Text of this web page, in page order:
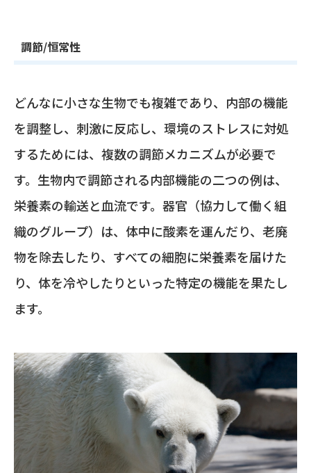
調節/恒常性
どんなに小さな生物でも複雑であり、内部の機能
を調整し、刺激に反応し、環境のストレスに対処
するためには、複数の調節メカニズムが必要で
す。生物内で調節される内部機能の二つの例は、
栄養素の輸送と血流です。器官（協力して働く組
織のグループ）は、体中に酸素を運んだり、老廃
物を除去したり、すべての細胞に栄養素を届けた
り、体を冷やしたりといった特定の機能を果たし
ます。